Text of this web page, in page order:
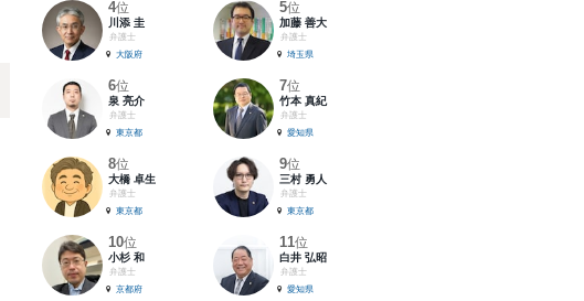
4位
川添 圭
弁護士
大阪府
5位
加藤 善大
弁護士
埼玉県
6位
泉 亮介
弁護士
東京都
7位
竹本 真紀
弁護士
愛知県
8位
大橋 卓生
弁護士
東京都
9位
三村 勇人
弁護士
東京都
10位
小杉 和
弁護士
京都府
11位
白井 弘昭
弁護士
愛知県